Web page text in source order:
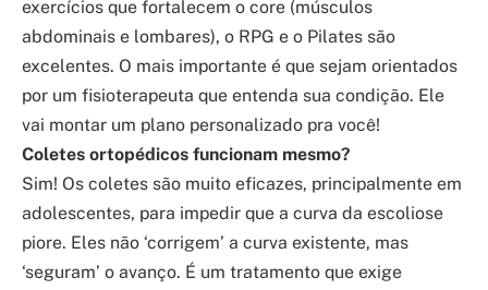
exercícios que fortalecem o core (músculos
abdominais e lombares), o RPG e o Pilates são
excelentes. O mais importante é que sejam orientados
por um fisioterapeuta que entenda sua condição. Ele
vai montar um plano personalizado pra você!
Coletes ortopédicos funcionam mesmo?
Sim! Os coletes são muito eficazes, principalmente em
adolescentes, para impedir que a curva da escoliose
piore. Eles não ‘corrigem’ a curva existente, mas
‘seguram’ o avanço. É um tratamento que exige